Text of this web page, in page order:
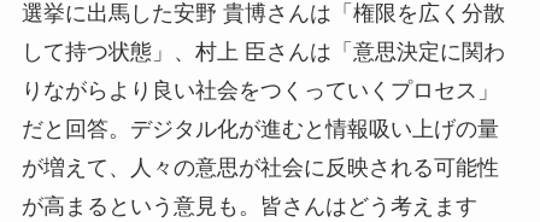
選挙に出馬した安野 貴博さんは「権限を広く分散
して持つ状態」、村上 臣さんは「意思決定に関わ
りながらより良い社会をつくっていくプロセス」
だと回答。デジタル化が進むと情報吸い上げの量
が増えて、人々の意思が社会に反映される可能性
が高まるという意見も。皆さんはどう考えます